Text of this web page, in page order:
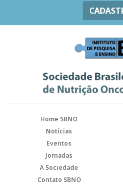
Home SBNO
Notícias
Eventos
Jornadas
A Sociedade
Contato SBNO